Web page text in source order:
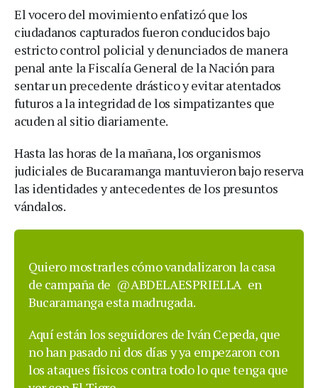
El vocero del movimiento enfatizó que los
ciudadanos capturados fueron conducidos bajo
estricto control policial y denunciados de manera
penal ante la Fiscalía General de la Nación para
sentar un precedente drástico y evitar atentados
futuros a la integridad de los simpatizantes que
acuden al sitio diariamente.
Hasta las horas de la mañana, los organismos
judiciales de Bucaramanga mantuvieron bajo reserva
las identidades y antecedentes de los presuntos
vándalos.
Quiero mostrarles cómo vandalizaron la casa
de campaña de @ABDELAESPRIELLA en
Bucaramanga esta madrugada.
Aquí están los seguidores de Iván Cepeda, que
no han pasado ni dos días y ya empezaron con
los ataques físicos contra todo lo que tenga que